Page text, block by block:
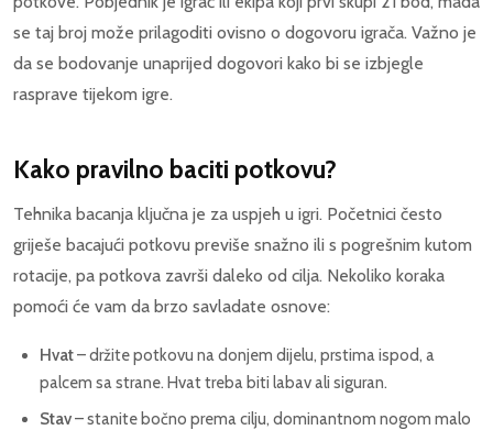
se taj broj može prilagoditi ovisno o dogovoru igrača. Važno je
da se bodovanje unaprijed dogovori kako bi se izbjegle
rasprave tijekom igre.
Kako pravilno baciti potkovu?
Tehnika bacanja ključna je za uspjeh u igri. Početnici često
griješe bacajući potkovu previše snažno ili s pogrešnim kutom
rotacije, pa potkova završi daleko od cilja. Nekoliko koraka
pomoći će vam da brzo savladate osnove:
Hvat– držite potkovu na donjem dijelu, prstima ispod, a
palcem sa strane. Hvat treba biti labav ali siguran.
Stav– stanite bočno prema cilju, dominantnom nogom malo